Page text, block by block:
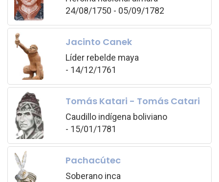
24/08/1750 - 05/09/1782
Jacinto Canek
Líder rebelde maya
- 14/12/1761
Tomás Katari - Tomás Catari
Caudillo indígena boliviano
- 15/01/1781
Pachacútec
Soberano inca